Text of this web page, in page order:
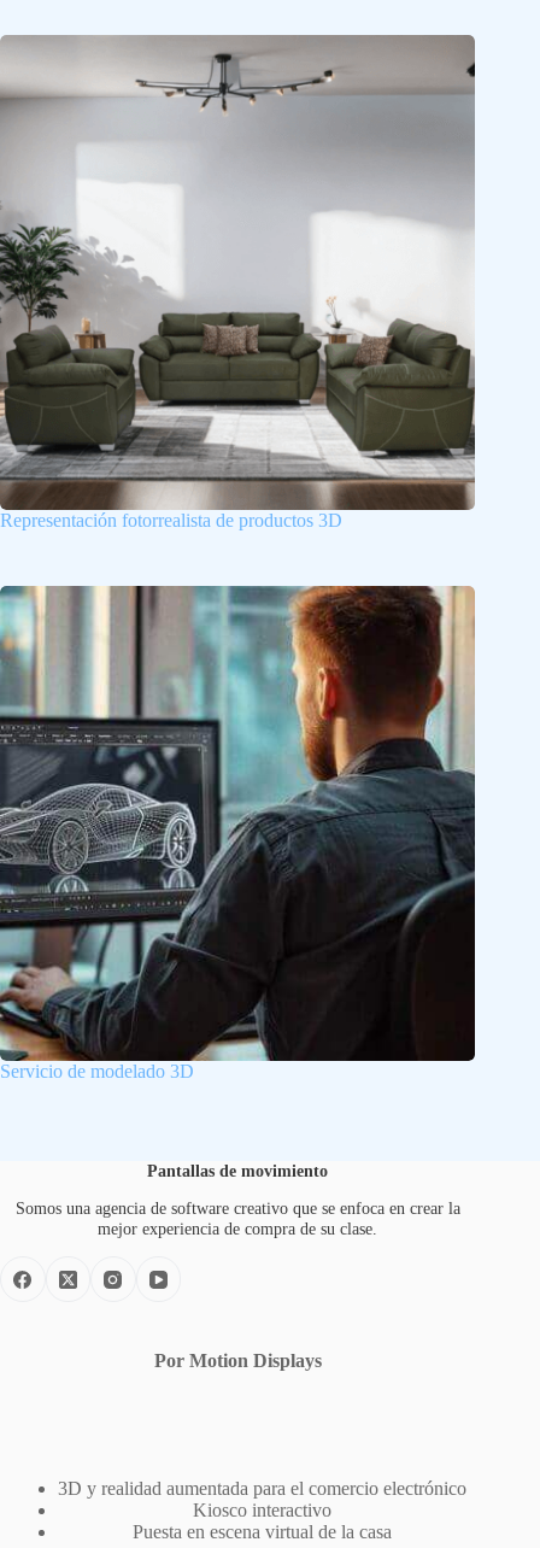
Representación fotorrealista de productos 3D
Servicio de modelado 3D
Pantallas de movimiento
Somos una agencia de software creativo que se enfoca en crear la
mejor experiencia de compra de su clase.
Por Motion Displays
3D y realidad aumentada para el comercio electrónico
Kiosco interactivo
Puesta en escena virtual de la casa